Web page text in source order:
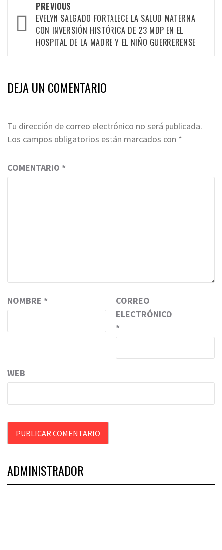
navigation
PREVIOUS
EVELYN SALGADO FORTALECE LA SALUD MATERNA
CON INVERSIÓN HISTÓRICA DE 23 MDP EN EL
HOSPITAL DE LA MADRE Y EL NIÑO GUERRERENSE
DEJA UN COMENTARIO
Tu dirección de correo electrónico no será publicada.
Los campos obligatorios están marcados con *
COMENTARIO *
NOMBRE *
CORREO
ELECTRÓNICO
*
WEB
ADMINISTRADOR